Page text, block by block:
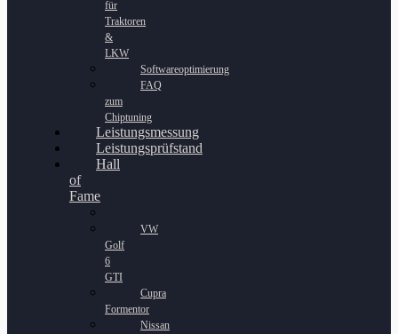
für
Traktoren
&
LKW
Softwareoptimierung
FAQ
zum
Chiptuning
Leistungsmessung
Leistungsprüfstand
Hall
of
Fame
VW
Golf
6
GTI
Cupra
Formentor
Nissan